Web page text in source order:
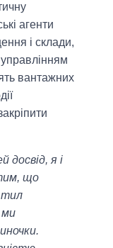
агенти
і склади,
вантажних
досвід, я і
що
тил
ми